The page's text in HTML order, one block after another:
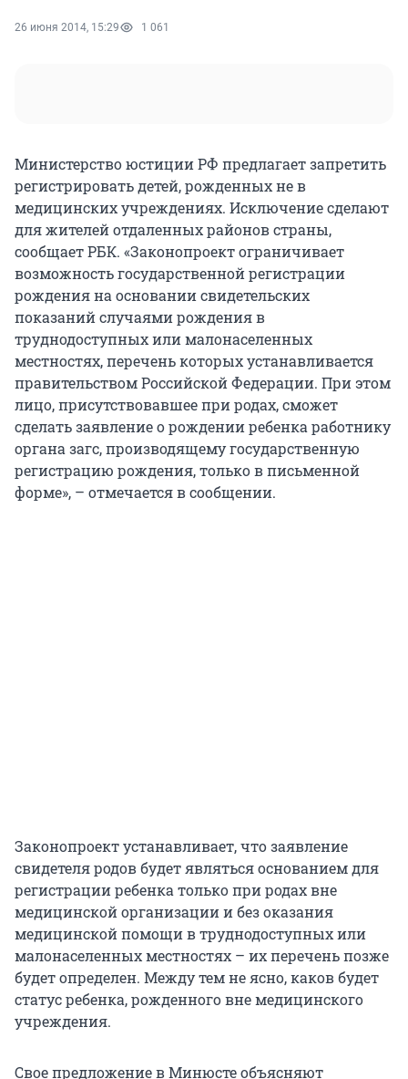
26 июня 2014, 15:29 1 061
Министерство юстиции РФ предлагает запретить
регистрировать детей, рожденных не в
медицинских учреждениях. Исключение сделают
для жителей отдаленных районов страны,
сообщает РБК. «Законопроект ограничивает
возможность государственной регистрации
рождения на основании свидетельских
показаний случаями рождения в
труднодоступных или малонаселенных
местностях, перечень которых устанавливается
правительством Российской Федерации. При этом
лицо, присутствовавшее при родах, сможет
сделать заявление о рождении ребенка работнику
органа загс, производящему государственную
регистрацию рождения, только в письменной
форме», – отмечается в сообщении.
Законопроект устанавливает, что заявление
свидетеля родов будет являться основанием для
регистрации ребенка только при родах вне
медицинской организации и без оказания
медицинской помощи в труднодоступных или
малонаселенных местностях – их перечень позже
будет определен. Между тем не ясно, каков будет
статус ребенка, рожденного вне медицинского
учреждения.
Свое предложение в Минюсте объясняют